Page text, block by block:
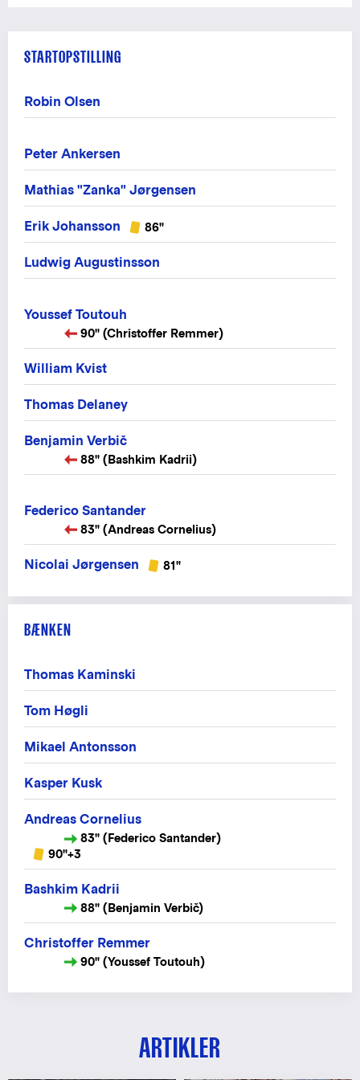
STARTOPSTILLING
Robin Olsen
Peter Ankersen
Mathias "Zanka" Jørgensen
Erik Johansson 86"
Ludwig Augustinsson
Youssef Toutouh
90" (Christoffer Remmer)
William Kvist
Thomas Delaney
Benjamin Verbič
88" (Bashkim Kadrii)
Federico Santander
83" (Andreas Cornelius)
Nicolai Jørgensen 81"
BÆNKEN
Thomas Kaminski
Tom Høgli
Mikael Antonsson
Kasper Kusk
Andreas Cornelius
83" (Federico Santander)
90"+3
Bashkim Kadrii
88" (Benjamin Verbič)
Christoffer Remmer
90" (Youssef Toutouh)
ARTIKLER